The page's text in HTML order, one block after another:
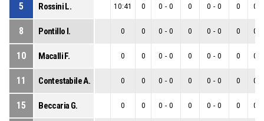
5 Rossini L. 10:41 0 0 - 0 0 0 - 0 0 0
8 Pontillo I. 0 0 0 - 0 0 0 - 0 0 0
10 Macalli F. 0 0 0 - 0 0 0 - 0 0 0
11 Contestabile A. 0 0 0 - 0 0 0 - 0 0 0
15 Beccaria G. 0 0 0 - 0 0 0 - 0 0 0